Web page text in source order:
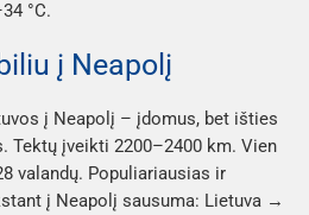
°C.
į Neapolį
į Neapolį – įdomus, bet išties
Tektų įveikti 2200–2400 km. Vien
valandų. Populiariausias ir
į Neapolį sausuma: Lietuva →